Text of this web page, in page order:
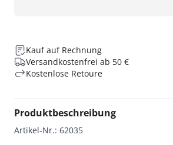
Kauf auf Rechnung
Versandkostenfrei ab 50 €
Kostenlose Retoure
Produktbeschreibung
Artikel-Nr.: 62035